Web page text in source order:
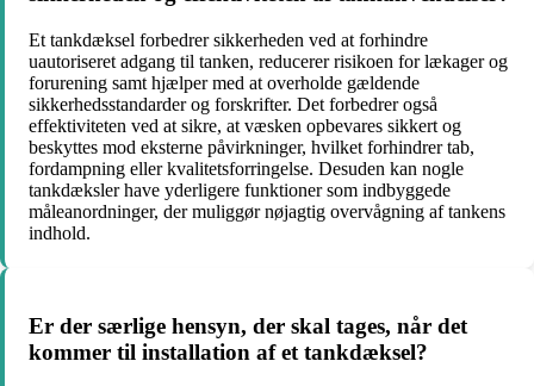
Et tankdæksel forbedrer sikkerheden ved at forhindre
uautoriseret adgang til tanken, reducerer risikoen for lækager og
forurening samt hjælper med at overholde gældende
sikkerhedsstandarder og forskrifter. Det forbedrer også
effektiviteten ved at sikre, at væsken opbevares sikkert og
beskyttes mod eksterne påvirkninger, hvilket forhindrer tab,
fordampning eller kvalitetsforringelse. Desuden kan nogle
tankdæksler have yderligere funktioner som indbyggede
måleanordninger, der muliggør nøjagtig overvågning af tankens
indhold.
Er der særlige hensyn, der skal tages, når det
kommer til installation af et tankdæksel?